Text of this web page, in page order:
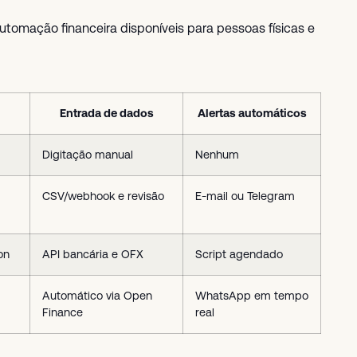
financeira disponíveis para pessoas físicas e
Entrada de dados Alertas automáticos
Digitação manual Nenhum
CSV/webhook e revisão E-mail ou Telegram
API bancária e OFX Script agendado
Automático via Open
Finance
WhatsApp em tempo
real